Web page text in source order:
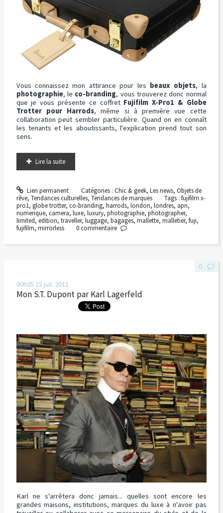
Vous connaissez mon attirance pour les beaux objets, la
photographie, le co-branding, vous trouverez donc normal
que je vous présente ce coffret Fujifilm X-Pro1 & Globe
Trotter pour Harrods, même si à première vue cette
collaboration peut sembler particulière. Quand on en connaît
les tenants et les aboutissants, l'explication prend tout son
sens.
Lire la suite
Lien permanent Catégories : Chic & geek, Les news, Objets de
rêve, Tendances culturelles, Tendances de marques Tags :fujifilm x-
pro1, globe trotter, co-branding, harrods, london, londres, apn,
numerique, camera, luxe, luxury, photographie, photographer,
limited, edition, traveller, luggage, bagages, mallette, malletier, fuji,
fujifilm, mirrorless 0commentaire
00h05 15 juil. 2011
Mon S.T. Dupont par Karl Lagerfeld
Karl ne s'arrêtera donc jamais... quelles sont encore les
grandes maisons, institutions, marques du luxe à n'avoir pas
0